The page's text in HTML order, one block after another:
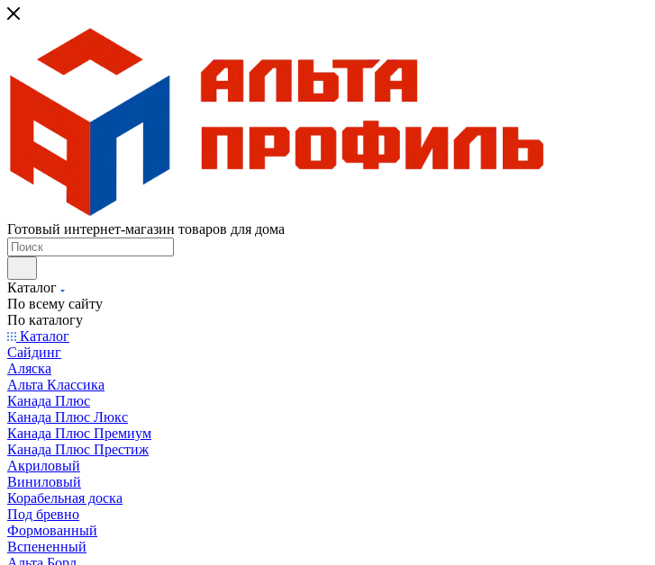
Готовый интернет-магазин товаров для дома
Каталог
По всему сайту
По каталогу
Каталог
Сайдинг
Аляска
Альта Классика
Канада Плюс
Канада Плюс Люкс
Канада Плюс Премиум
Канада Плюс Престиж
Акриловый
Виниловый
Корабельная доска
Под бревно
Формованный
Вспененный